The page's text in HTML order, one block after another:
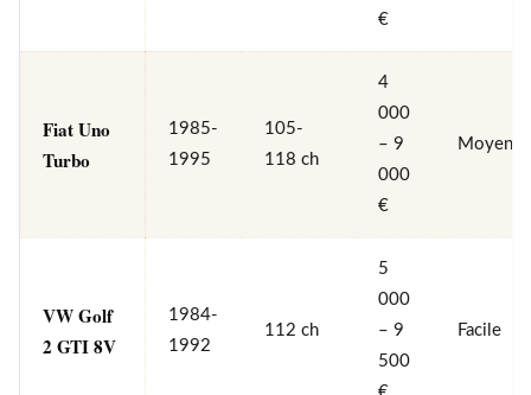
€
Fiat Uno
Turbo
1985-
1995
105-
118 ch
4
000
– 9
000
€
Moyen
VW Golf
2 GTI 8V
1984-
1992
112 ch
5
000
– 9
500
Facile